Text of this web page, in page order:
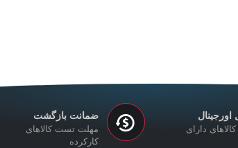
دارای
ضمانت بازگشت
مهلت تست کالاهای
کارکرده